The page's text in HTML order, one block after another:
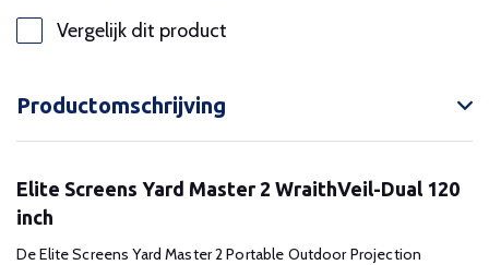
Vergelijk dit product
Productomschrijving
Elite Screens Yard Master 2 WraithVeil-Dual 120
inch
De Elite Screens Yard Master 2 Portable Outdoor Projection